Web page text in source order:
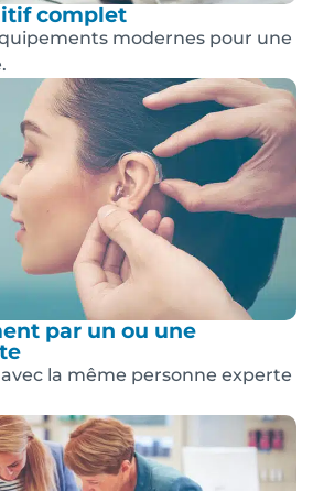
complet
modernes pour une
par un ou une
la même personne experte